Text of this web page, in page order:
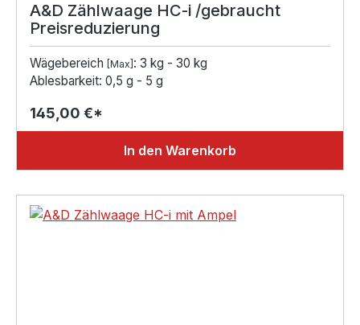
A&D Zählwaage HC-i /gebraucht
Preisreduzierung
Wägebereich [Max] : 3 kg - 30 kg
Ablesbarkeit: 0,5 g - 5 g
145,00 €*
In den Warenkorb